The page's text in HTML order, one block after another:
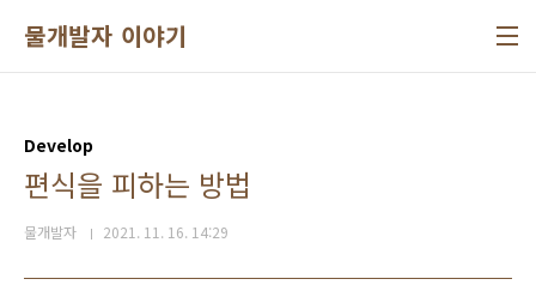
물개발자 이야기
Develop
편식을 피하는 방법
물개발자 2021. 11. 16. 14:29